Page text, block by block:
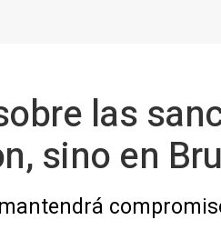
las
sino en